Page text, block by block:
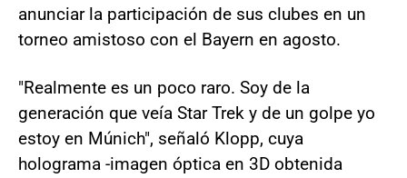
anunciar la participación de sus clubes en un
torneo amistoso con el Bayern en agosto.
"Realmente es un poco raro. Soy de la
generación que veía Star Trek y de un golpe yo
estoy en Múnich", señaló Klopp, cuya
holograma -imagen óptica en 3D obtenida